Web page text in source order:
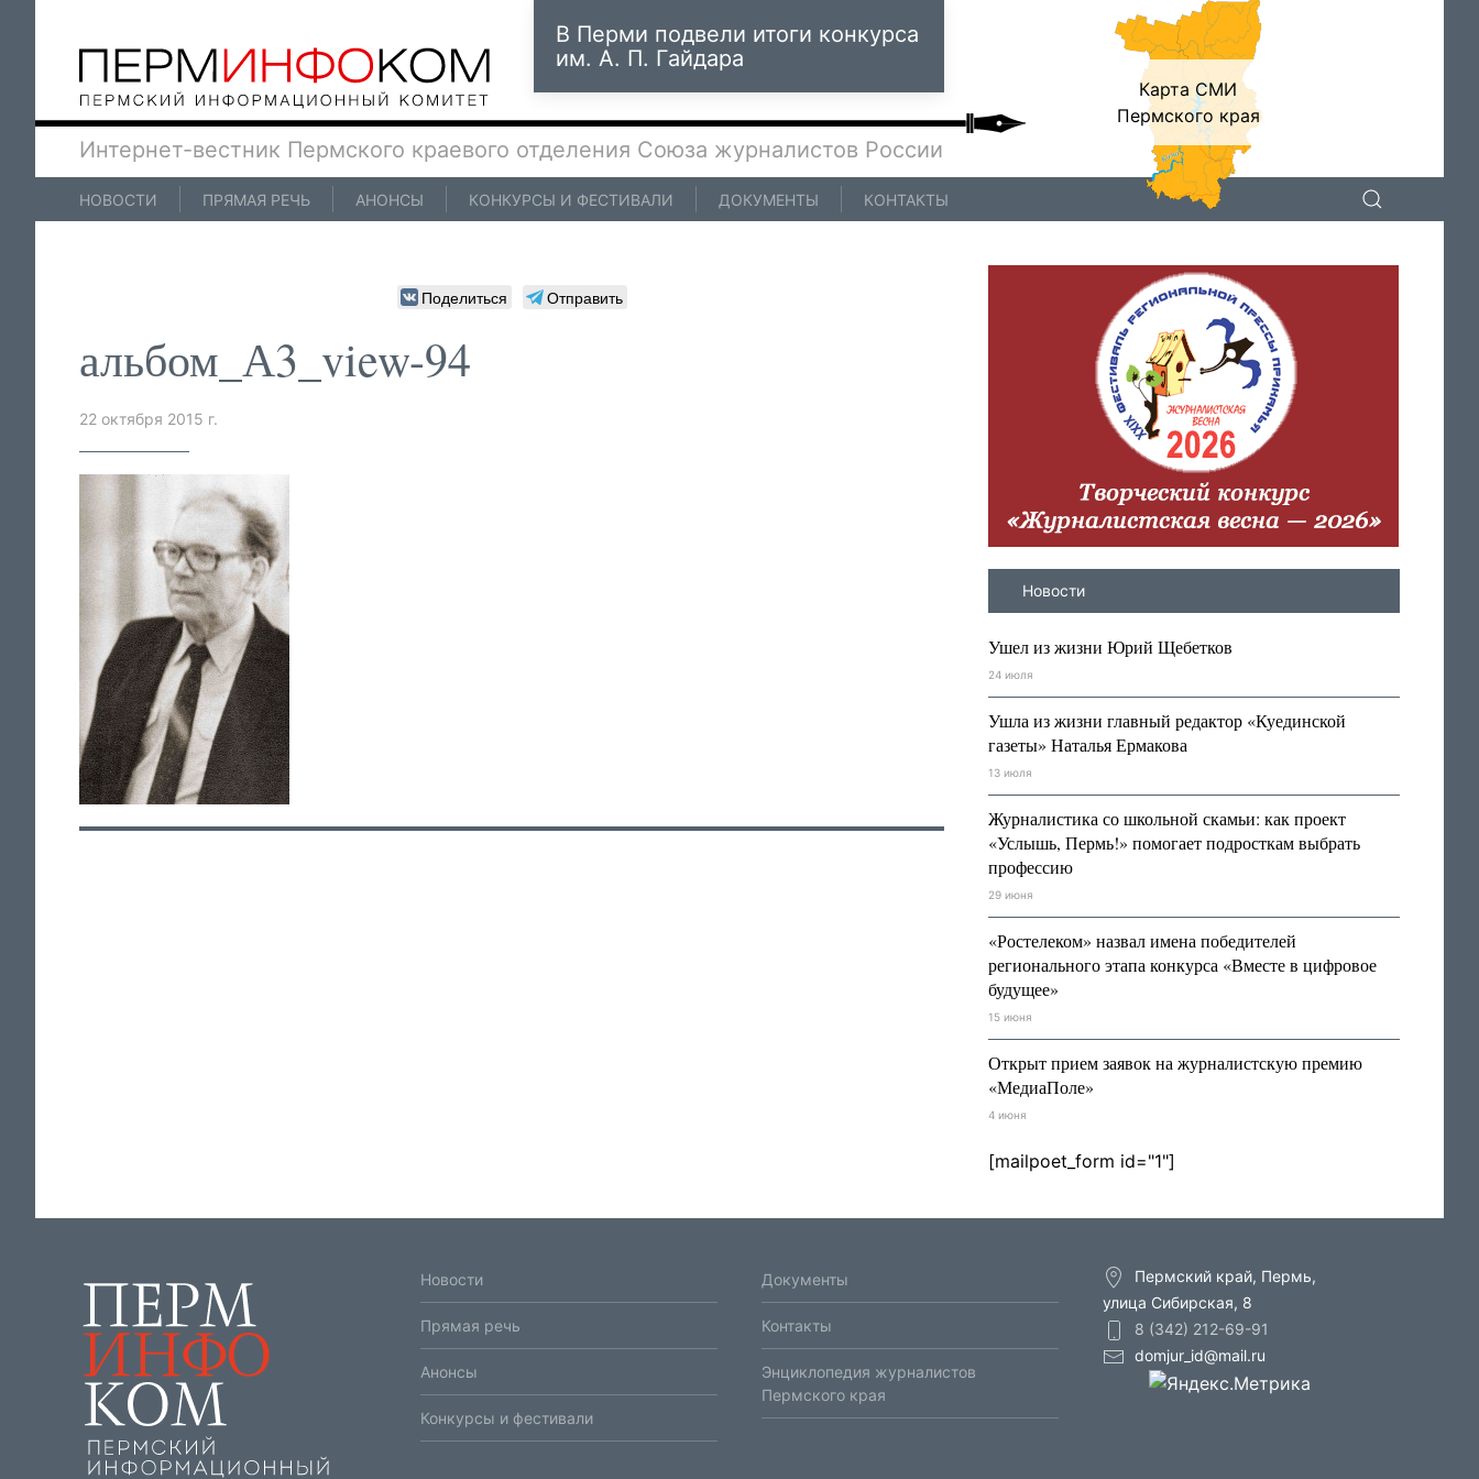
В Перми подвели итоги конкурса
им. А. П. Гайдара
Карта СМИ
Пермского края
Интернет-вестник Пермского краевого отделения Союза журналистов России
НОВОСТИ ПРЯМАЯ РЕЧЬ АНОНСЫ КОНКУРСЫ И ФЕСТИВАЛИ ДОКУМЕНТЫ КОНТАКТЫ
Поделиться Отправить
альбом_А3_view-94
22 октября 2015 г.
Новости
Ушел из жизни Юрий Щебетков
24 июля
Ушла из жизни главный редактор «Куединской
газеты» Наталья Ермакова
13 июля
Журналистика со школьной скамьи: как проект
«Услышь, Пермь!» помогает подросткам выбрать
профессию
29 июня
«Ростелеком» назвал имена победителей
регионального этапа конкурса «Вместе в цифровое
будущее»
15 июня
Открыт прием заявок на журналистскую премию
«МедиаПоле»
4 июня
[mailpoet_form id="1"]
Новости
Прямая речь
Анонсы
Конкурсы и фестивали
Документы
Контакты
Энциклопедия журналистов
Пермского края
Пермский край, Пермь,
улица Сибирская, 8
8 (342) 212-69-91
domjur_id@mail.ru